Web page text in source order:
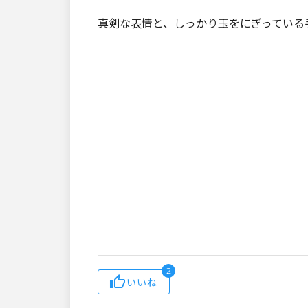
真剣な表情と、しっかり玉をにぎっている
いいね
2